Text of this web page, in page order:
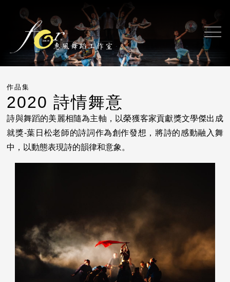
作品集
2020 詩情舞意
詩與舞蹈的美麗相隨為主軸，以榮獲客家貢獻獎文學傑出成
就獎-葉日松老師的詩詞作為創作發想，將詩的感動融入舞
中，以動態表現詩的韻律和意象。